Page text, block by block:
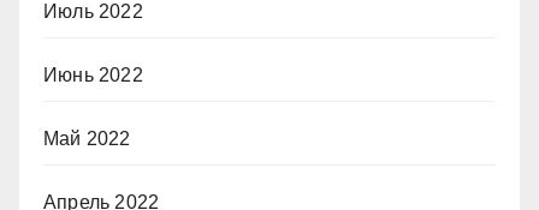
Июль 2022
Июнь 2022
Май 2022
Апрель 2022